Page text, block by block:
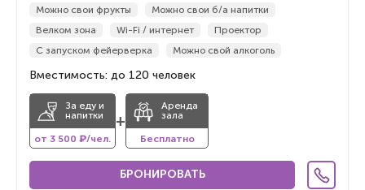
Можно свои фрукты
Можно свои б/а напитки
Велком зона
Wi-Fi / интернет
Проектор
С запуском фейерверка
Можно свой алкоголь
Вместимость: до 120 человек
За еду и
напитки
от 3 500 ₽/чел.
+
Аренда
зала
Бесплатно
БРОНИРОВАТЬ